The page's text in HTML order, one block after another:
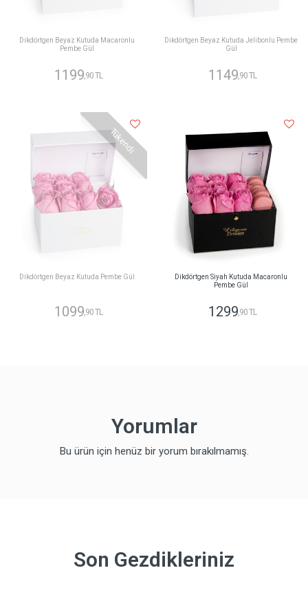
Dikdörtgen Beyaz Kutuda Macaronlu
Pembe Gül
1199 ,90 TL
Dikdörtgen Beyaz Kutuda Jelibonlu Pembe
Gül
1149 ,90 TL
Tükendi
Dikdörtgen Beyaz Kutuda Pembe Gül
1099,90 TL
Dikdörtgen Siyah Kutuda Macaronlu
Pembe Gül
1299,90 TL
Yorumlar
Bu ürün için henüz bir yorum bırakılmamış.
Son Gezdikleriniz